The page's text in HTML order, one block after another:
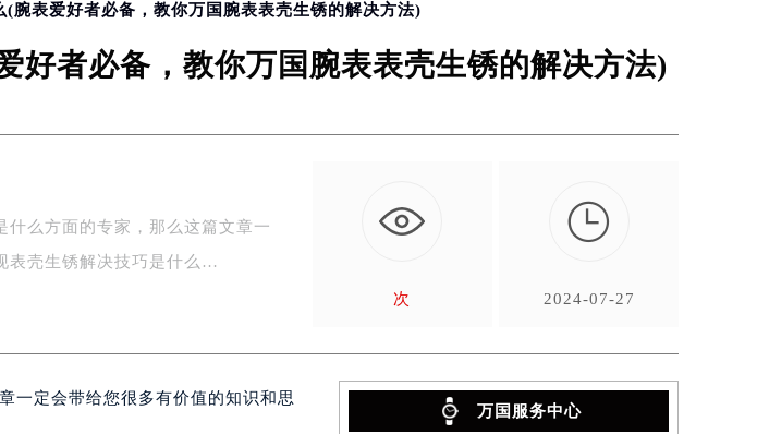
腕表爱好者必备，教你万国腕表表壳生锈的解决方法)
好者必备，教你万国腕表表壳生锈的解决方法)
么方面的专家，那么这篇文章一
表壳生锈解决技巧是什么…
次

2024-07-27
一定会带给您很多有价值的知识和思
万国服务中心